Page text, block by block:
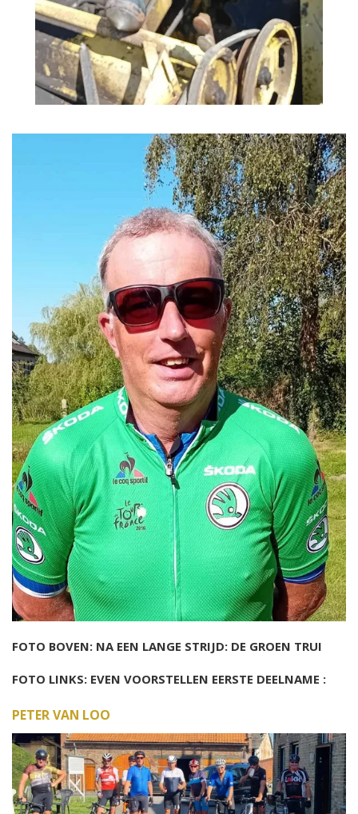
FOTO BOVEN: NA EEN LANGE STRIJD: DE GROEN TRUI
FOTO LINKS: EVEN VOORSTELLEN EERSTE DEELNAME :
PETER VAN LOO